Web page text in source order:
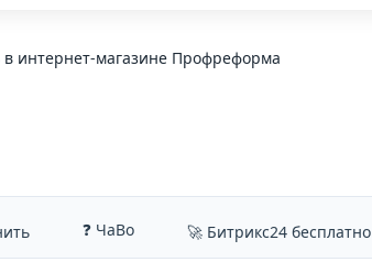
интернет-магазине Профреформа
❓ ЧаВо 🚀 Битрикс24 бесплатно